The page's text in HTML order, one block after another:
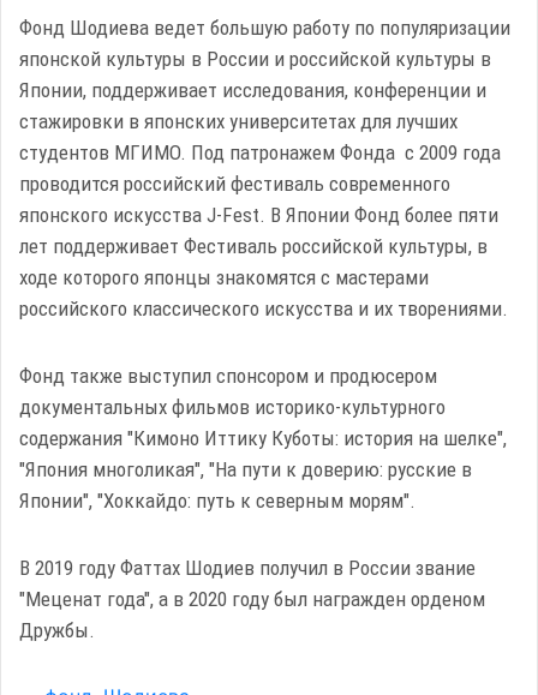
Фонд Шодиева ведет большую работу по популяризации
японской культуры в России и российской культуры в
Японии, поддерживает исследования, конференции и
стажировки в японских университетах для лучших
студентов МГИМО. Под патронажем Фонда с 2009 года
проводится российский фестиваль современного
японского искусства J-Fest. В Японии Фонд более пяти
лет поддерживает Фестиваль российской культуры, в
ходе которого японцы знакомятся с мастерами
российского классического искусства и их творениями.
Фонд также выступил спонсором и продюсером
документальных фильмов историко-культурного
содержания "Кимоно Иттику Куботы: история на шелке",
"Япония многоликая", "На пути к доверию: русские в
Японии", "Хоккайдо: путь к северным морям".
В 2019 году Фаттах Шодиев получил в России звание
"Меценат года", а в 2020 году был награжден орденом
Дружбы.